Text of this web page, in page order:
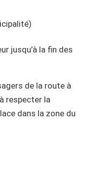
jusqu’à la fin des
de la route à
respecter la
dans la zone du